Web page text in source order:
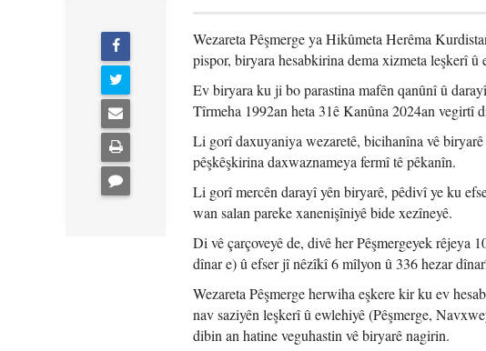
Wezareta Pêşmerge ya Hikûmeta Herêma
pispor, biryara hesabkirina dema xizmeta leşkerî
Ev biryara ku ji bo parastina mafên qanûnî û
Tîrmeha 1992an heta 31ê Kanûna 2024an vegirtî
Li gorî daxuyaniya wezaretê, bicihanîna vê
pêşkêşkirina daxwaznameya fermî tê pêkanîn.
Li gorî mercên darayî yên biryarê, pêdivî ye ku
wan salan pareke xanenişîniyê bide xezîneyê.
Di vê çarçoveyê de, divê her Pêşmergeyek rêjeya
dînar e) û efser jî nêzîkî 6 mîlyon û 336 hezar
Wezareta Pêşmerge herwiha eşkere kir ku ev
nav saziyên leşkerî û ewlehiyê (Pêşmerge,
dibin an hatine veguhastin vê biryarê nagirin.